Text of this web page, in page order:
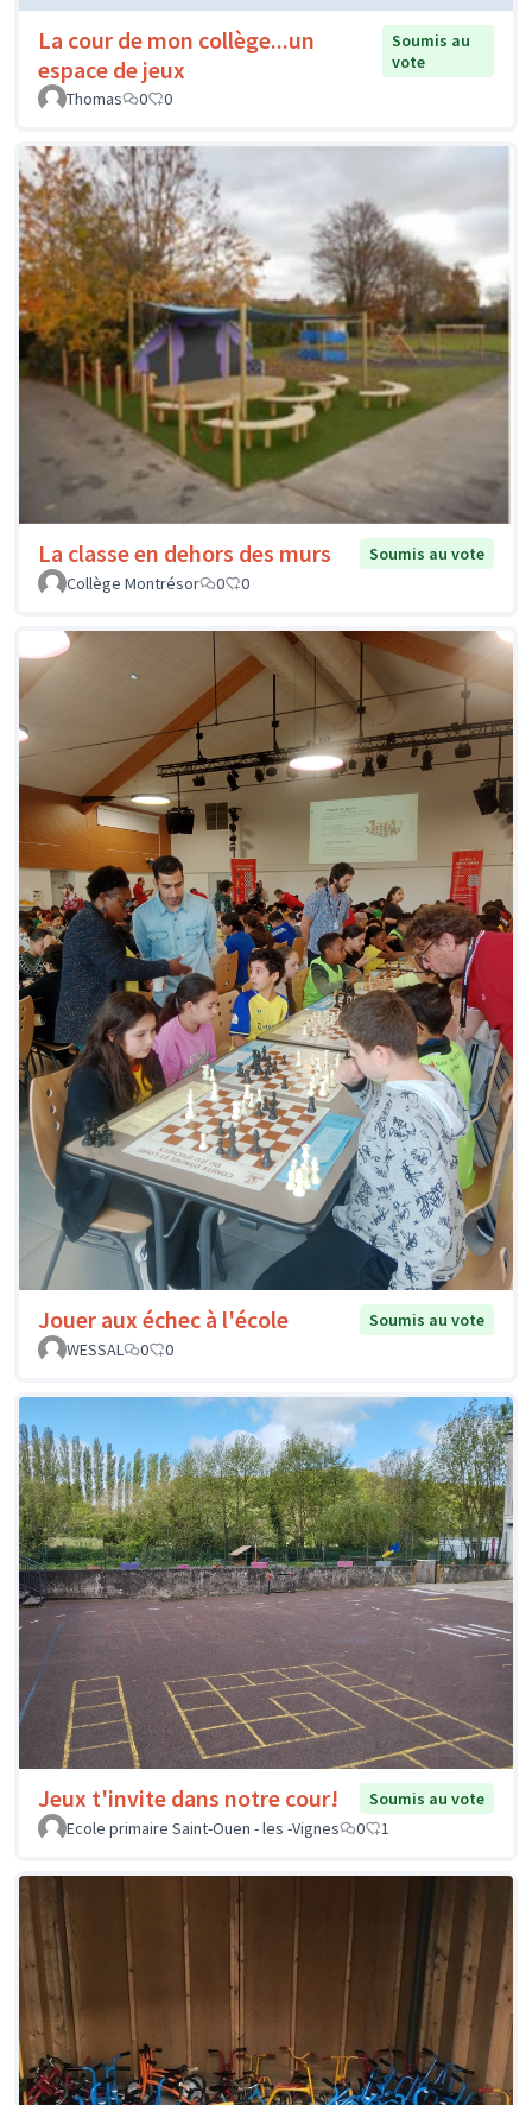
La cour de mon collège...un
espace de jeux
Soumis au
vote
Thomas
0 0
La classe en dehors des murs
Soumis au vote
Collège Montrésor
0 0
Jouer aux échec à l'école
Soumis au vote
WESSAL
0 0
Jeux t'invite dans notre cour!
Soumis au vote
Ecole primaire Saint-Ouen - les -Vignes
0 1